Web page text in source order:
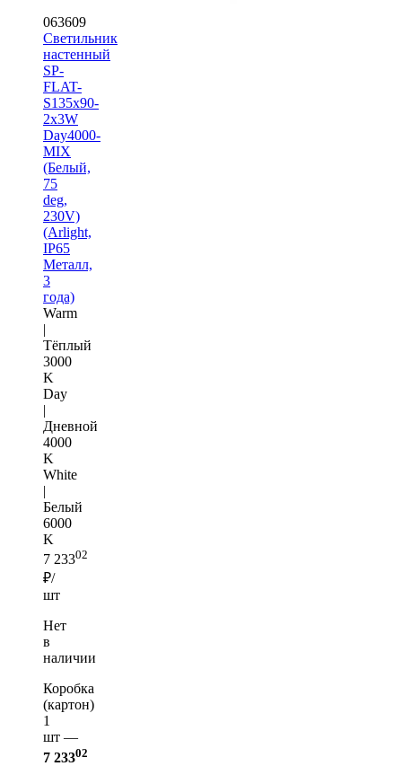
063609
Светильник
настенный
SP-
FLAT-
S135x90-
2x3W
Day4000-
MIX
(Белый,
75
deg,
230V)
(Arlight,
IP65
Металл,
3
года)
Warm
|
Тёплый
3000
K
Day
|
Дневной
4000
K
White
|
Белый
6000
K
7 23302
₽/
шт
Нет
в
наличии
Коробка
(картон)
1
шт —
7 23302